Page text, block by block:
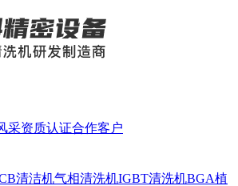
采资质认证合作客户
清洁机气相清洗机IGBT清洗机BGA植